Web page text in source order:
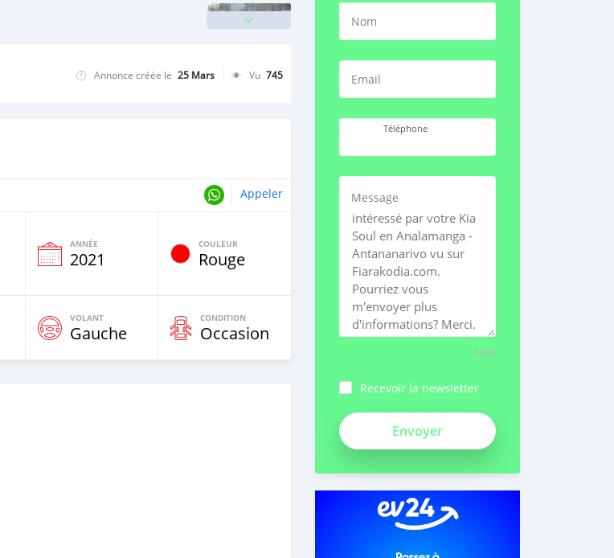
Annonce créée le 25 Mars Vu 745
Appeler
ANNÉE
2021
COULEUR
Rouge
VOLANT
Gauche
CONDITION
Occasion
Nom
Email
Téléphone
Message
5000
Recevoir la newsletter